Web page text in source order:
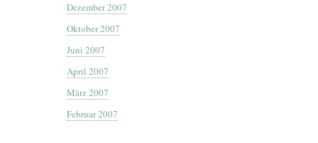
Dezember 2007
Oktober 2007
Juni 2007
April 2007
März 2007
Februar 2007